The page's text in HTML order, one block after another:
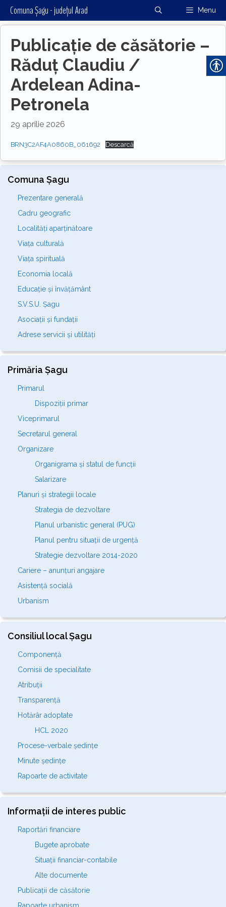
Sari
la
Comuna Șagu - județul Arad Menu
Publicație de căsătorie –
Răduț Claudiu /
Ardelean Adina-
Petronela
29 aprilie 2026
BRN3C2AF4A0860B_061692 Descarcă
Comuna Șagu
Prezentare generală
Cadru geografic
Localități aparținătoare
Viața culturală
Viața spirituală
Economia locală
Educație și învățământ
S.V.S.U. Șagu
Asociații și fundații
Adrese servicii și utilități
Primăria Șagu
Primarul
Dispoziții primar
Viceprimarul
Secretarul general
Organizare
Organigrama și statul de funcții
Salarizare
Planuri și strategii locale
Strategia de dezvoltare
Planul urbanistic general (PUG)
Planul pentru situații de urgență
Strategie dezvoltare 2014-2020
Cariere – anunțuri angajare
Asistență socială
Urbanism
Consiliul local Șagu
Componență
Comisii de specialitate
Atribuții
Transparență
Hotărâr adoptate
HCL 2020
Procese-verbale ședințe
Minute ședințe
Rapoarte de activitate
Informații de interes public
Raportări financiare
Bugete aprobate
Situații financiar-contabile
Alte documente
Publicații de căsătorie